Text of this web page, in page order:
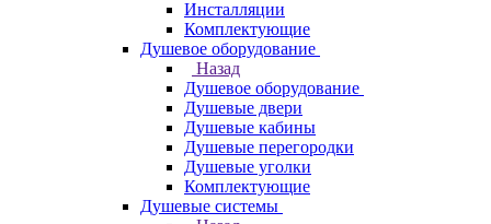
Инсталляции
Комплектующие
Душевое оборудование
Назад
Душевое оборудование
Душевые двери
Душевые кабины
Душевые перегородки
Душевые уголки
Комплектующие
Душевые системы